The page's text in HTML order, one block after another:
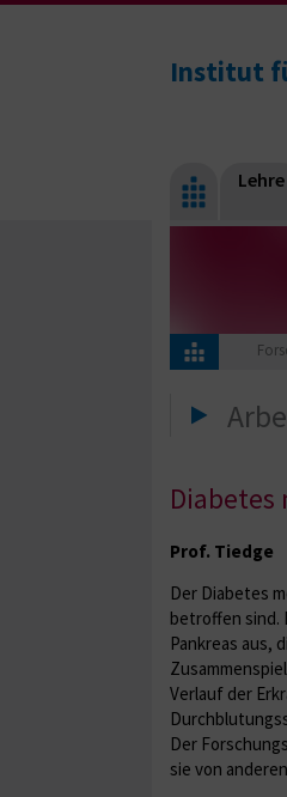
Institut
Lehre
Diabetes
Prof. Tiedge
Der Diabetes
betroffen sind.
Pankreas aus,
Verlauf der
Der
sie von